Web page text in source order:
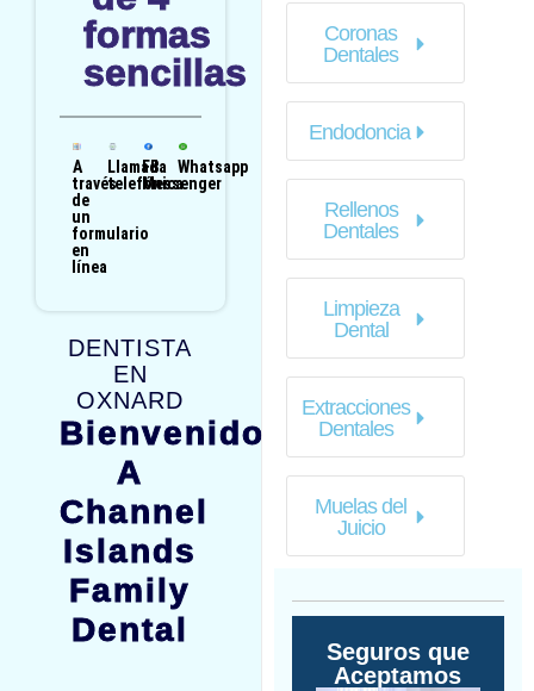
formas
sencillas
A
través
de
un
formulario
en
línea
Llamada
telefónica
FB
Messenger
Whatsapp
DENTISTA
EN
OXNARD
Bienvenido
A
Channel
Islands
Family
Dental
Coronas
Dentales
Endodoncia
Rellenos
Dentales
Limpieza
Dental
Extracciones
Dentales
Muelas del
Juicio
Seguros que
Aceptamos